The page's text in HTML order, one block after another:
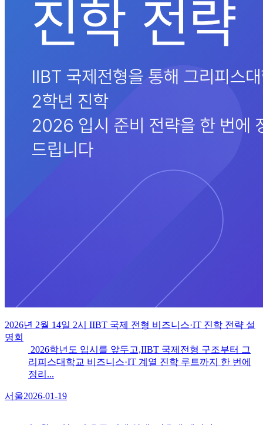
2026년 2월 14일 2시 IIBT 국제 전형 비즈니스·IT 진학 전략 설
명회
2026학년도 입시를 앞두고,IIBT 국제전형 구조부터 그
리피스대학교 비즈니스·IT 계열 진학 루트까지 한 번에
정리...
서울2026-01-19